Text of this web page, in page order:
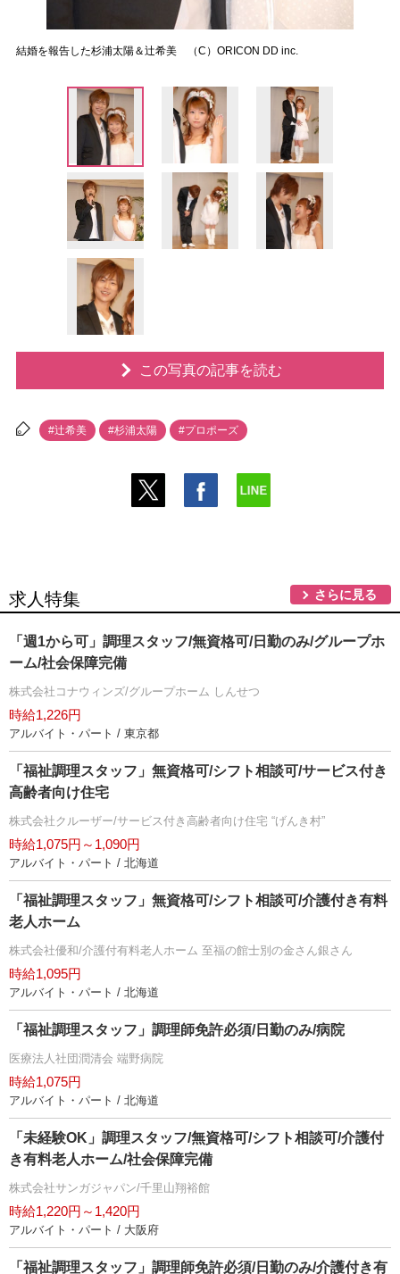
結婚を報告した杉浦太陽＆辻希美 （C）ORICON DD inc.
この写真の記事を読む
#辻希美 #杉浦太陽 #プロポーズ
求人特集 さらに見る
「週1から可」調理スタッフ/無資格可/日勤のみ/グループホ
ーム/社会保障完備
株式会社コナウィンズ/グループホーム しんせつ
時給1,226円
アルバイト・パート / 東京都
「福祉調理スタッフ」無資格可/シフト相談可/サービス付き
高齢者向け住宅
株式会社クルーザー/サービス付き高齢者向け住宅 “げんき村”
時給1,075円～1,090円
アルバイト・パート / 北海道
「福祉調理スタッフ」無資格可/シフト相談可/介護付き有料
老人ホーム
株式会社優和/介護付有料老人ホーム 至福の館士別の金さん銀さん
時給1,095円
アルバイト・パート / 北海道
「福祉調理スタッフ」調理師免許必須/日勤のみ/病院
医療法人社団潤清会 端野病院
時給1,075円
アルバイト・パート / 北海道
「未経験OK」調理スタッフ/無資格可/シフト相談可/介護付
き有料老人ホーム/社会保障完備
株式会社サンガジャパン/千里山翔裕館
時給1,220円～1,420円
アルバイト・パート / 大阪府
「福祉調理スタッフ」調理師免許必須/日勤のみ/介護付き有